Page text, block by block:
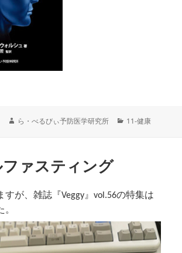
作
ら・べるびぃ予防医学研究所
カ
11-健康
ファスティング
すが、雑誌『Veggy』vol.56の特集は
。